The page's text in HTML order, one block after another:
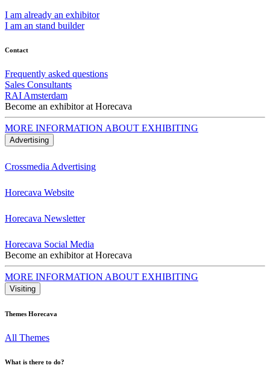
I am already an exhibitor
I am an stand builder
Contact
Frequently asked questions
Sales Consultants
RAI Amsterdam
Become an exhibitor at Horecava
MORE INFORMATION ABOUT EXHIBITING
Advertising
Crossmedia Advertising
Horecava Website
Horecava Newsletter
Horecava Social Media
Become an exhibitor at Horecava
MORE INFORMATION ABOUT EXHIBITING
Visiting
Themes Horecava
All Themes
What is there to do?